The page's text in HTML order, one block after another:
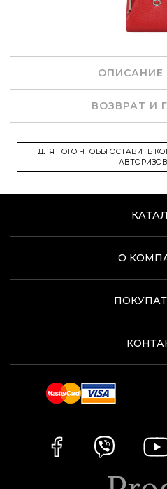
ОПИСАНИЕ
ВОЗВРАТ И
ДЛЯ ТОГО ЧТОБЫ ОСТАВИТЬ
О